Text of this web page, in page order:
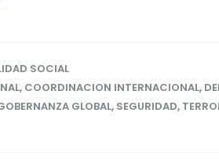
SOCIAL
, COORDINACION INTERNACIONAL,
GLOBAL, SEGURIDAD,